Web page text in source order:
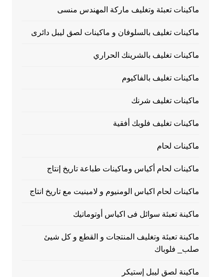
ماكينات تعبئة وتغليف ماركة المهندس منسى
ماكينات تغليف بالسلوفان و ماكينات لصق ليبل دائرى
ماكينات تغليف بالشرينك الحراري
ماكينات تغليف بالفاكيوم
ماكينات تغليف شرنك
ماكينات تغليف فلوبك أفقية
ماكينات لحام
ماكينات لحام أكياس وماكينات طباعة تاريخ إنتاج
ماكينات لحام اكياس الومنيوم و لامينيت مع تاريخ انتاج
ماكينة تعبئة سوائل فى اكياس أوتوماتيك
ماكينة تعبئة وتغليف المنتجات و القطع و كل شيئ
صلب_ فلوباك
ماكينة لصق ليبل إستيكر